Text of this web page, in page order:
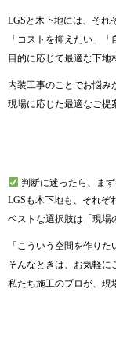
LGSと木下地には、それ
「コストを抑えたい」
目的に応じて最適な下地
内装工事のことでお悩み
現場に応じた最適なご提
判断に迷ったら、ま
LGSも木下地も、それぞ
ベストな選択肢は「現場
「こういう空間を作り
そんなときは、お気軽に
私たち施工のプロが、現